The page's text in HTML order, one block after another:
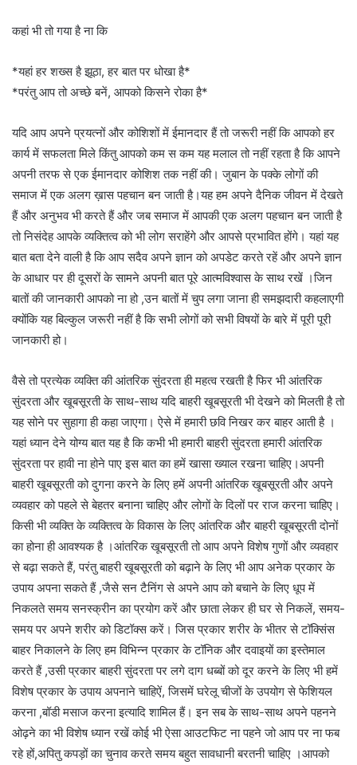
कहां भी तो गया है ना कि
*यहां हर शख्स है झूठा, हर बात पर धोखा है*
*परंतु आप तो अच्छे बनें, आपको किसने रोका है*
यदि आप अपने प्रयत्नों और कोशिशों में ईमानदार हैं तो जरूरी नहीं कि आपको हर
कार्य में सफलता मिले किंतु आपको कम स कम यह मलाल तो नहीं रहता है कि आपने
अपनी तरफ से एक ईमानदार कोशिश तक नहीं की। जुबान के पक्के लोगों की
समाज में एक अलग ख़ास पहचान बन जाती है।यह हम अपने दैनिक जीवन में देखते
हैं और अनुभव भी करते हैं और जब समाज में आपकी एक अलग पहचान बन जाती है
तो निसंदेह आपके व्यक्तित्व को भी लोग सराहेंगे और आपसे प्रभावित होंगे। यहां यह
बात बता देने वाली है कि आप सदैव अपने ज्ञान को अपडेट करते रहें और अपने ज्ञान
के आधार पर ही दूसरों के सामने अपनी बात पूरे आत्मविश्वास के साथ रखें ।जिन
बातों की जानकारी आपको ना हो ,उन बातों में चुप लगा जाना ही समझदारी कहलाएगी
क्योंकि यह बिल्कुल जरूरी नहीं है कि सभी लोगों को सभी विषयों के बारे में पूरी पूरी
जानकारी हो।
वैसे तो प्रत्येक व्यक्ति की आंतरिक सुंदरता ही महत्व रखती है फिर भी आंतरिक
सुंदरता और खूबसूरती के साथ-साथ यदि बाहरी खूबसूरती भी देखने को मिलती है तो
यह सोने पर सुहागा ही कहा जाएगा। ऐसे में हमारी छवि निखर कर बाहर आती है ।
यहां ध्यान देने योग्य बात यह है कि कभी भी हमारी बाहरी सुंदरता हमारी आंतरिक
सुंदरता पर हावी ना होने पाए इस बात का हमें खासा ख्याल रखना चाहिए।अपनी
बाहरी खूबसूरती को दुगना करने के लिए हमें अपनी आंतरिक खूबसूरती और अपने
व्यवहार को पहले से बेहतर बनाना चाहिए और लोगों के दिलों पर राज करना चाहिए।
किसी भी व्यक्ति के व्यक्तित्व के विकास के लिए आंतरिक और बाहरी खूबसूरती दोनों
का होना ही आवश्यक है ।आंतरिक खूबसूरती तो आप अपने विशेष गुणों और व्यवहार
से बढ़ा सकते हैं, परंतु बाहरी खूबसूरती को बढ़ाने के लिए भी आप अनेक प्रकार के
उपाय अपना सकते हैं ,जैसे सन टैनिंग से अपने आप को बचाने के लिए धूप में
निकलते समय सनस्क्रीन का प्रयोग करें और छाता लेकर ही घर से निकलें, समय-
समय पर अपने शरीर को डिटॉक्स करें। जिस प्रकार शरीर के भीतर से टॉक्सिंस
बाहर निकालने के लिए हम विभिन्न प्रकार के टॉनिक और दवाइयों का इस्तेमाल
करते हैं ,उसी प्रकार बाहरी सुंदरता पर लगे दाग धब्बों को दूर करने के लिए भी हमें
विशेष प्रकार के उपाय अपनाने चाहिऐं, जिसमें घरेलू चीजों के उपयोग से फेशियल
करना ,बॉडी मसाज करना इत्यादि शामिल हैं। इन सब के साथ-साथ अपने पहनने
ओढ़ने का भी विशेष ध्यान रखें कोई भी ऐसा आउटफिट ना पहने जो आप पर ना फब
रहे हों,अपितु कपड़ों का चुनाव करते समय बहुत सावधानी बरतनी चाहिए ।आपको